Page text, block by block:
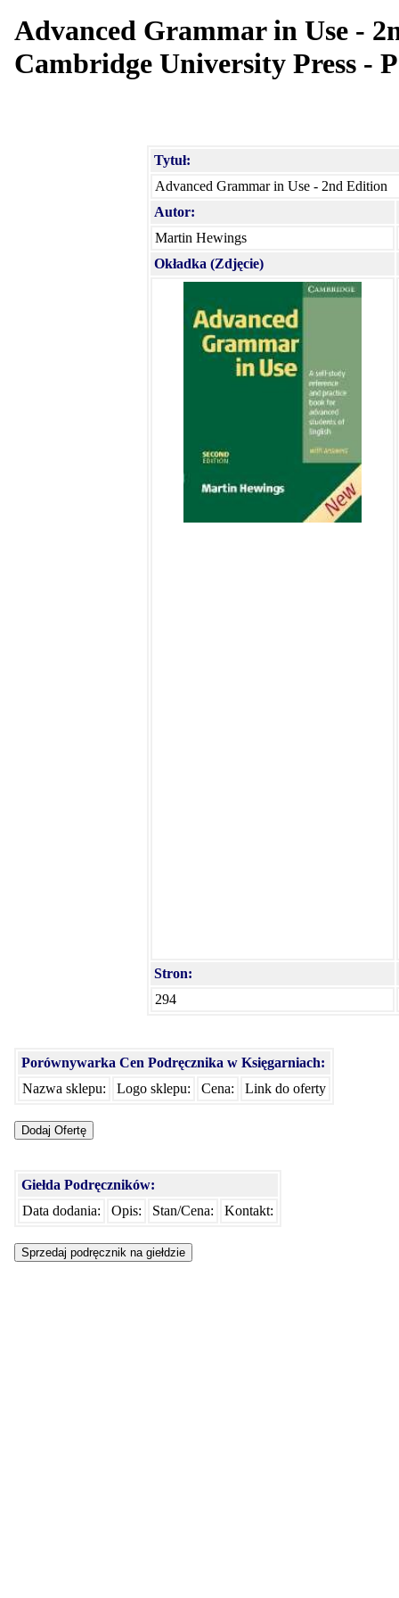
Advanced Grammar in Use -
Cambridge University Press -
Tytuł:
Advanced Grammar in Use - 2nd Edition
Autor:
Martin Hewings
Okładka (Zdjęcie)
Stron:
294
Porównywarka Cen Podręcznika w Księgarniach:
Nazwa sklepu:
Logo sklepu: Cena: Link do oferty
Giełda Podręczników:
Data dodania:
Opis: Stan/Cena: Kontakt: